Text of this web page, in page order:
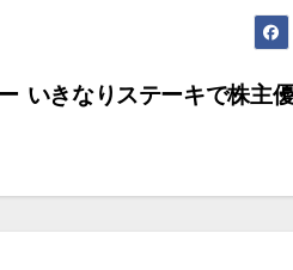
いきなりステーキで株主